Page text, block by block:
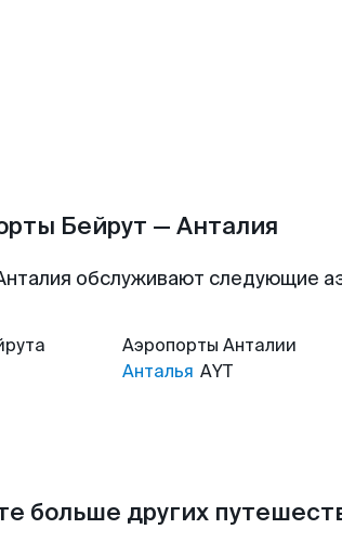
Бейрут — Анталия
обслуживают следующие
Аэропорты Анталии
Анталья AYT
больше других